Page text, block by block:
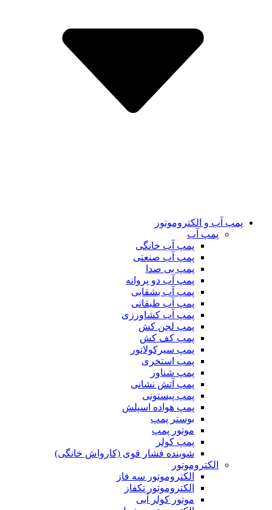
پمپ آب و الکتروموتور
پمپ آب
پمپ آب خانگی
پمپ آب صنعتی
پمپ بی صدا
پمپ آب دو پروانه
پمپ آب بشقابی
پمپ آب طبقاتی
پمپ آب کشاورزی
پمپ لجن کش
پمپ کف کش
پمپ سیرکولاتور
پمپ استخری
پمپ شناور
پمپ آتش نشانی
پمپ پیستونی
پمپ هواده اسپلش
بوستر پمپ
موتور پمپ
پمپ کولر
شوینده فشار قوی (کارواش خانگی)
الکتروموتور
الکتروموتور سه فاز
الکتروموتور تکفاز
موتور کولر آبی